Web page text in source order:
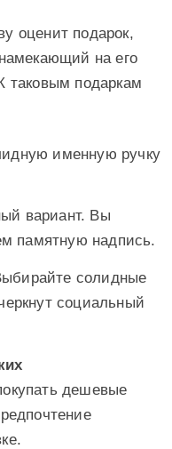
оценит подарок,
на его
таковым подаркам
именную ручку
вариант. Вы
памятную надпись.
солидные
социальный
дешевые